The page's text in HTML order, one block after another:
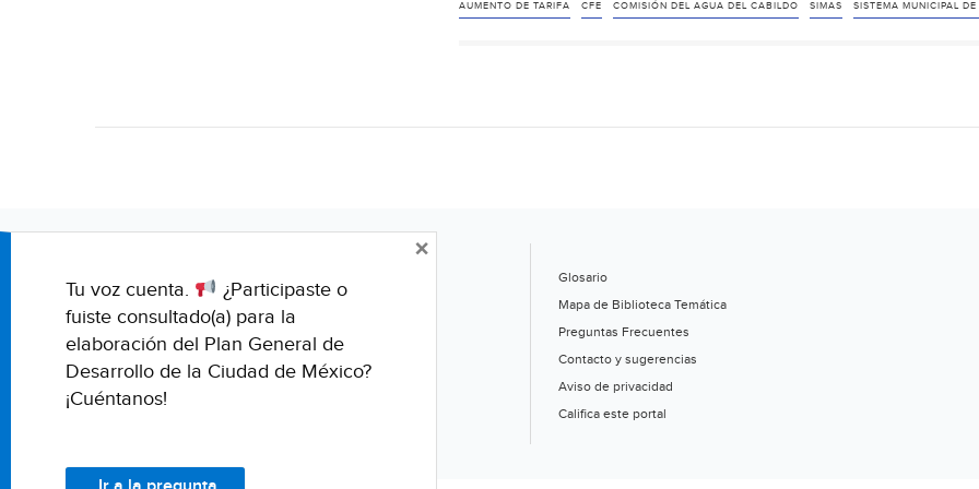
de
AUMENTO DE TARIFA CFE COMISIÓN DEL AGUA DEL CABILDO SIMAS SISTEMA MUNICIPAL
Glosario
Mapa de Biblioteca Temática
Preguntas Frecuentes
Contacto y sugerencias
Aviso de privacidad
Califica este portal
Tu voz cuenta.
¿Participaste o
fuiste consultado(a) para la
elaboración del Plan General de
Desarrollo de la Ciudad de México?
¡Cuéntanos!
×